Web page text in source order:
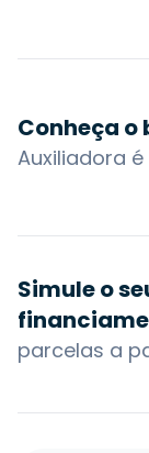
Conheça
Simule o
parcelas a